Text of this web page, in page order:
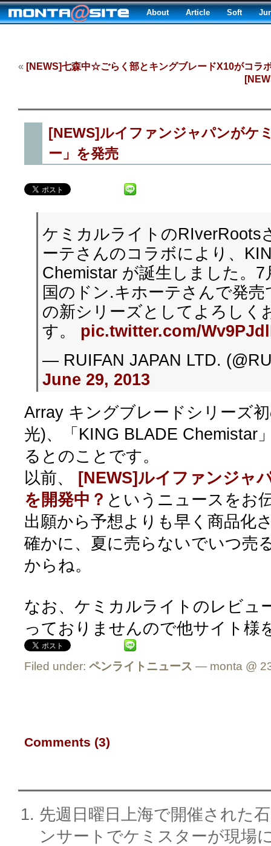
About Article Soft
« [NEWS]七森中☆ごらく部とキングブレードX10がコラ
[NEWS]ルイファンジャパンがケ
ー」を発売
ケミカルライトのRIverRoots
ーテさんのコラボにより、
Chemistar が誕生しました。7
国のドン.キホーテさんで発
の新シリーズとしてよろしく
す。 pic.twitter.com/
— RUIFAN JAPAN LTD.
June 29, 2013
Array キングブレードシリーズ
光)、「KING BLADE Chemistar
るとのことです。
以前、
[NEWS]ルイファンジャ
を開発中？ というニュースをお
出願から予想よりも早く商品化
確かに、夏に売らないでいつ売
からね。
なお、ケミカルライトのレビュ
っておりませんので他サイト様
Filed under: ペンライトニュース — monta @
Comments (3)
先週日曜日上海で開催された
ンサートでケミスターが現場